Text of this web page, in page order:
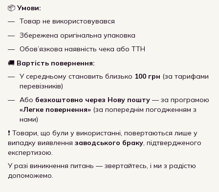
📦 Умови:
Товар не використовувався
Збережена оригінальна упаковка
Обов’язкова наявність чека або ТТН
🚚 Вартість повернення:
У середньому становить близько 100 грн (за тарифами
перевізників)
Або безкоштовно через Нову пошту — за програмою
«Легке повернення» (за попереднім погодженням з
нами)
❗ Товари, що були у використанні, повертаються лише у
випадку виявлення заводського браку, підтвердженого
експертизою.
У разі виникнення питань — звертайтесь, і ми з радістю
допоможемо.